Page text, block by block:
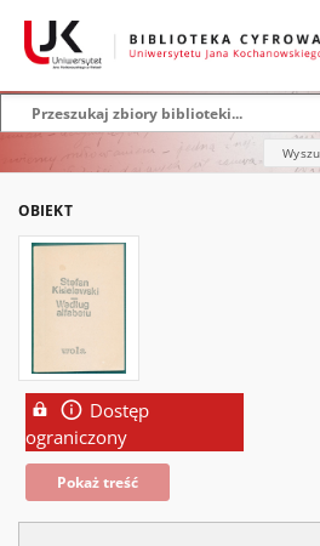
OBIEKT
Dostęp
ograniczony
Pokaż treść